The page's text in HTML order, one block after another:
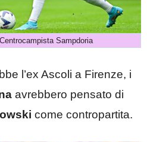
Sampdoria
l’ex Ascoli a Firenze, i
avrebbero pensato di
come contropartita.